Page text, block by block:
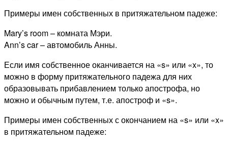
Примеры имен собственных в притяжательном падеже:
Mary’s room – комната Мэри.
Ann’s car – автомобиль Анны.
Если имя собственное оканчивается на «s» или «x», то
можно в форму притяжательного падежа для них
образовывать прибавлением только апострофа, но
можно и обычным путем, т.е. апостроф и «s».
Примеры имен собственных с окончанием на «s» или «x»
в притяжательном падеже: